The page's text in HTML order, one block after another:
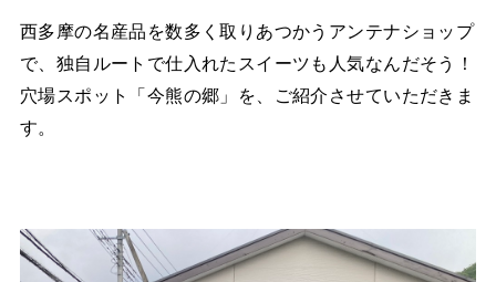
西多摩の名産品を数多く取りあつかうアンテナショップ
で、独自ルートで仕入れたスイーツも人気なんだそう！
穴場スポット「今熊の郷」を、ご紹介させていただきま
す。